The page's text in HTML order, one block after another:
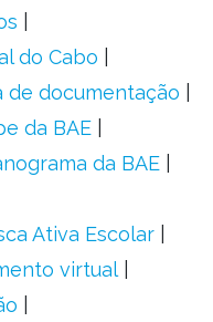
do Cabo
de documentação
da BAE
da BAE
Ativa Escolar
virtual